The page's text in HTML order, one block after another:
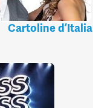
Cartoline d’Italia